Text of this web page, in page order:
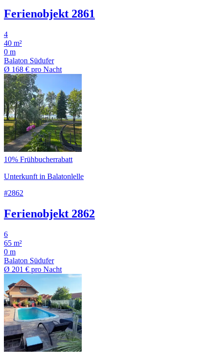
Ferienobjekt 2861
4
40 m²
0 m
Balaton Südufer
Ø 168 € pro Nacht
10% Frühbucherrabatt
Unterkunft in Balatonlelle
#2862
Ferienobjekt 2862
6
65 m²
0 m
Balaton Südufer
Ø 201 € pro Nacht